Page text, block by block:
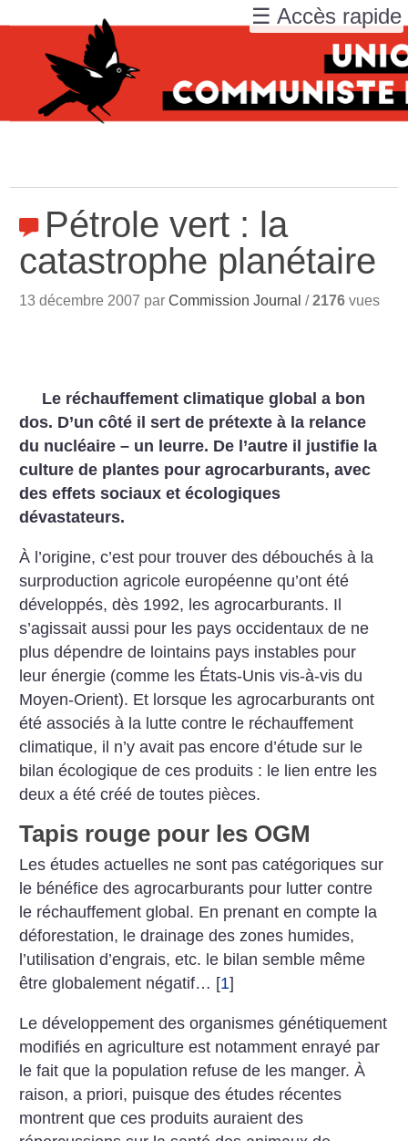
Pétrole vert : la
catastrophe planétaire
13 décembre 2007 parCommission Journal /2176 vues
Le réchauffement climatique global a bon
dos. D’un côté il sert de prétexte à la relance
du nucléaire – un leurre. De l’autre il justifie la
culture de plantes pour agrocarburants, avec
des effets sociaux et écologiques
dévastateurs.
À l’origine, c’est pour trouver des débouchés à la
surproduction agricole européenne qu’ont été
développés, dès 1992, les agrocarburants. Il
s’agissait aussi pour les pays occidentaux de ne
plus dépendre de lointains pays instables pour
leur énergie (comme les États-Unis vis-à-vis du
Moyen-Orient). Et lorsque les agrocarburants ont
été associés à la lutte contre le réchauffement
climatique, il n’y avait pas encore d’étude sur le
bilan écologique de ces produits : le lien entre les
deux a été créé de toutes pièces.
Tapis rouge pour les OGM
Les études actuelles ne sont pas catégoriques sur
le bénéfice des agrocarburants pour lutter contre
le réchauffement global. En prenant en compte la
déforestation, le drainage des zones humides,
l’utilisation d’engrais, etc. le bilan semble même
être globalement négatif… [1]
Le développement des organismes génétiquement
modifiés en agriculture est notamment enrayé par
le fait que la population refuse de les manger. À
raison, a priori, puisque des études récentes
montrent que ces produits auraient des
☰ Accès rapide